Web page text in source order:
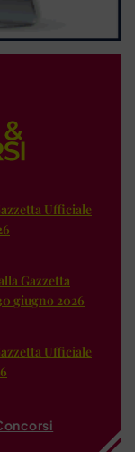
Ufficiale
Gazzetta
giugno 2026
Ufficiale